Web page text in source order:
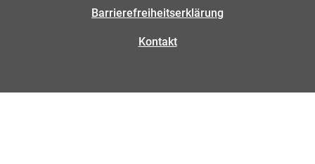
Barrierefreiheitserklärung
Kontakt